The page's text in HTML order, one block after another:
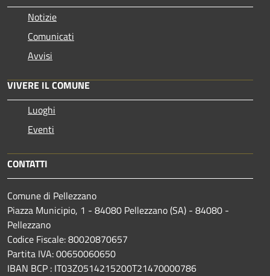
Notizie
Comunicati
Avvisi
VIVERE IL COMUNE
Luoghi
Eventi
CONTATTI
Comune di Pellezzano
Piazza Municipio, 1 - 84080 Pellezzano (SA) - 84080 -
Pellezzano
Codice Fiscale: 80020870657
Partita IVA: 00650060650
IBAN BCP : IT03Z0514215200T21470000786